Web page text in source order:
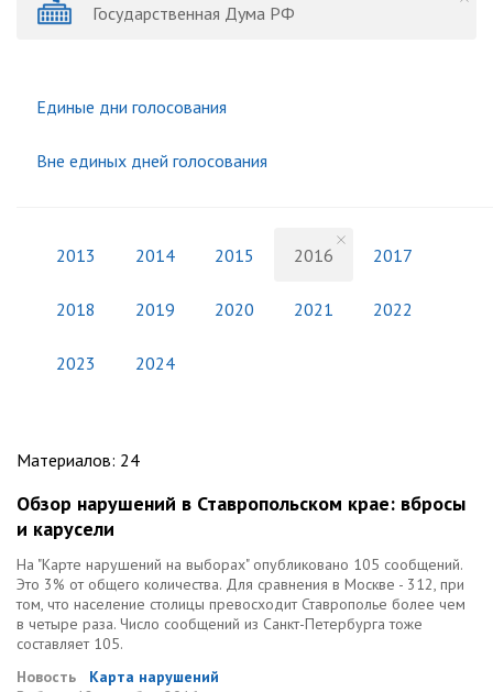
Государственная Дума РФ
Единые дни голосования
Вне единых дней голосования
2013 2014 2015 2016 2017
2018 2019 2020 2021 2022
2023 2024
Материалов: 24
Обзор нарушений в Ставропольском крае: вбросы
и карусели
На "Карте нарушений на выборах" опубликовано 105 сообщений.
Это 3% от общего количества. Для сравнения в Москве - 312, при
том, что население столицы превосходит Ставрополье более чем
в четыре раза. Число сообщений из Санкт-Петербурга тоже
составляет 105.
Новость
Карта нарушений